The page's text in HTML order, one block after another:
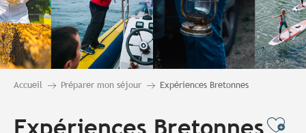
Accueil Préparer mon séjour Expériences Bretonnes